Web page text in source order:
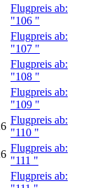
Flugpreis ab:
"106 "
Flugpreis ab:
"107 "
Flugpreis ab:
"108 "
Flugpreis ab:
"109 "
Flugpreis ab:
"110 "
Flugpreis ab:
"111 "
Flugpreis ab: